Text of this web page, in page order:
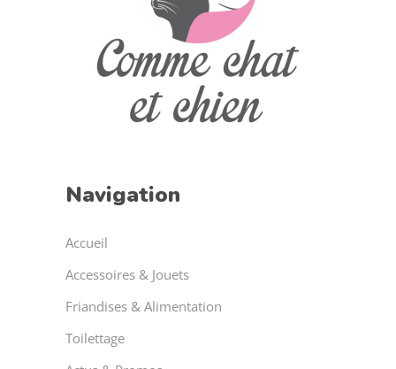
Navigation
Accueil
Accessoires & Jouets
Friandises & Alimentation
Toilettage